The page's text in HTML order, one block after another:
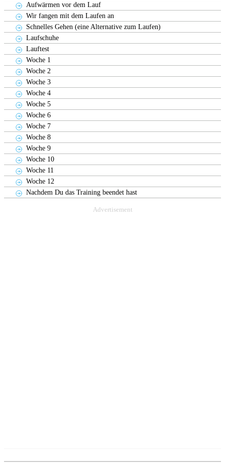
Aufwärmen vor dem Lauf
Wir fangen mit dem Laufen an
Schnelles Gehen (eine Alternative zum Laufen)
Laufschuhe
Lauftest
Woche 1
Woche 2
Woche 3
Woche 4
Woche 5
Woche 6
Woche 7
Woche 8
Woche 9
Woche 10
Woche 11
Woche 12
Nachdem Du das Training beendet hast
Advertisement